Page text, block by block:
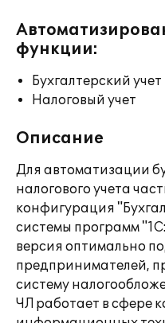
функции:
Бухгалтерский учет
Налоговый учет
Описание
Для автоматизации
налогового учета
конфигурация
системы программ
версия оптимально
предпринимателей,
систему
ЧЛ работает в сфере